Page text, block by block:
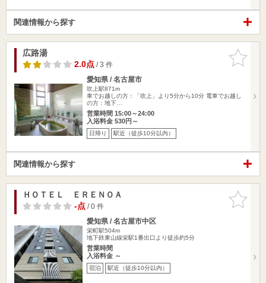
関連情報から探す
お気に入
りに追加
広路湯
2.0点/ 3 件
愛知県 / 名古屋市
吹上駅871m
車でお越しの方：「吹上」より5分から10分 電車でお越し
の方：地下…
営業時間 15:00～24:00
入浴料金 530円～
日帰り 駅近（徒歩10分以内）
関連情報から探す
お気に入
りに追加
ＨＯＴＥＬ ＥＲＥＮＯＡ
-点/ 0 件
愛知県 / 名古屋市中区
栄町駅504m
地下鉄東山線栄駅1番出口より徒歩約5分
営業時間
入浴料金 ～
宿泊 駅近（徒歩10分以内）